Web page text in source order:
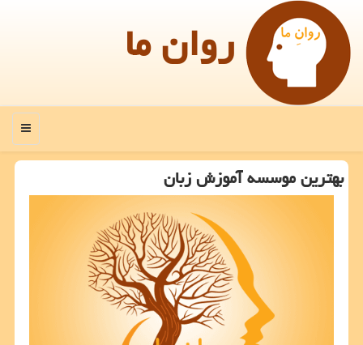
روان ما
منو
بهترین موسسه آموزش زبان